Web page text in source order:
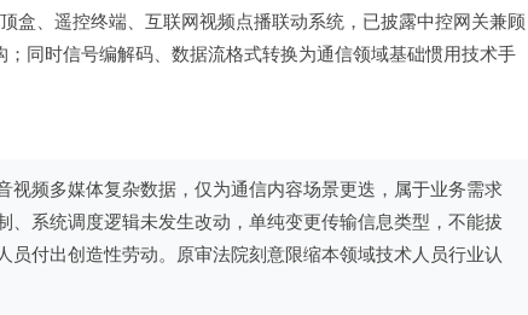
盒、遥控终端、互联网视频点播联动系统，已披露中控网关兼顾
同时信号编解码、数据流格式转换为通信领域基础惯用技术手
视频多媒体复杂数据，仅为通信内容场景更迭，属于业务需求
、系统调度逻辑未发生改动，单纯变更传输信息类型，不能拔
员付出创造性劳动。原审法院刻意限缩本领域技术人员行业认